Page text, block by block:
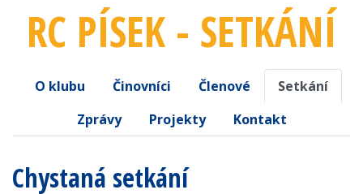
RC PÍSEK - SETKÁNÍ
O klubu Činovníci Členové
Setkání
Zprávy
Projekty Kontakt
Chystaná setkání